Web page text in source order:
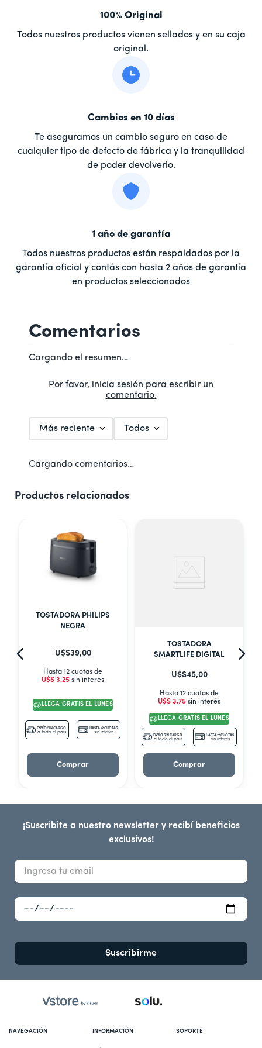
100% Original
Todos nuestros productos vienen sellados y en su caja
original.
Cambios en 10 días
Te aseguramos un cambio seguro en caso de
cualquier tipo de defecto de fábrica y la tranquilidad
de poder devolverlo.
1 año de garantía
Todos nuestros productos están respaldados por la
garantía oficial y contás con hasta 2 años de garantía
en productos seleccionados
Comentarios
Cargando el resumen…
Por favor, inicia sesión para escribir un
comentario.
Más reciente Todos
Cargando comentarios…
Productos relacionados
TOSTADORA PHILIPS
NEGRA
U$S39,00
Hasta 12 cuotas de
U$S 3,25 sin interés
LLEGA GRATIS EL LUNES
ENVÍO SIN CARGO
a todo el país
HASTA 12 CUOTAS
sin interés
Comprar
TOSTADORA
SMARTLIFE DIGITAL
U$S45,00
Hasta 12 cuotas de
U$S 3,75 sin interés
LLEGA GRATIS EL LUNES
ENVÍO SIN CARGO
a todo el país
HASTA 12 CUOTAS
sin interés
Comprar
¡Suscribite a nuestro newsletter y recibí beneficios
exclusivos!
Suscribirme
NAVEGACIÓN INFORMACIÓN SOPORTE